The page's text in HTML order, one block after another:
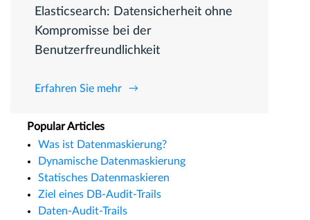
Elasticsearch: Datensicherheit ohne
Kompromisse bei der
Benutzerfreundlichkeit
Erfahren Sie mehr
Popular Articles
Was ist Datenmaskierung?
Dynamische Datenmaskierung
Statisches Datenmaskieren
Ziel eines DB-Audit-Trails
Daten-Audit-Trails